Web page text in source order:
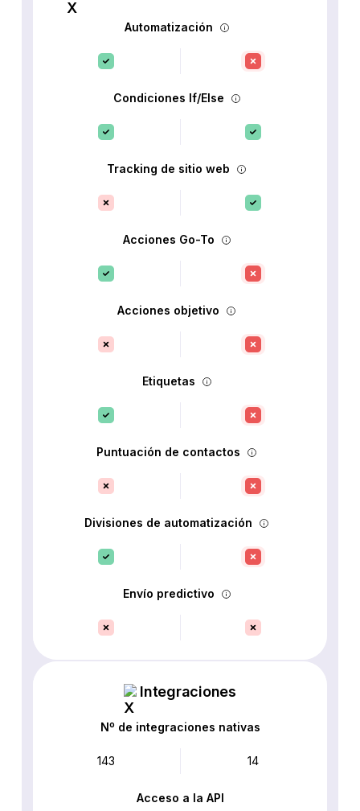
Automatización
Condiciones If/Else
Tracking de sitio web
Acciones Go-To
Acciones objetivo
Etiquetas
Puntuación de contactos
Divisiones de automatización
Envío predictivo
Integraciones
Nº de integraciones nativas
143 14
Acceso a la API